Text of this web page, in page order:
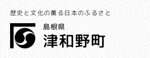
歴史と文化の薫る日本のふるさと